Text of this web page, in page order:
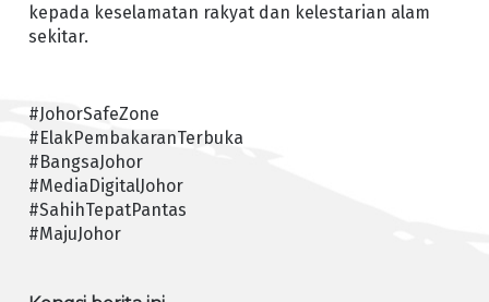
kepada keselamatan rakyat dan kelestarian alam
sekitar.
#JohorSafeZone
#ElakPembakaranTerbuka
#BangsaJohor
#MediaDigitalJohor
#SahihTepatPantas
#MajuJohor